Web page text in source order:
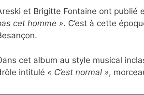
et Brigitte Fontaine ont publié
cet homme ». C’est à cette
cet album au style musical
intitulé « C’est normal »,